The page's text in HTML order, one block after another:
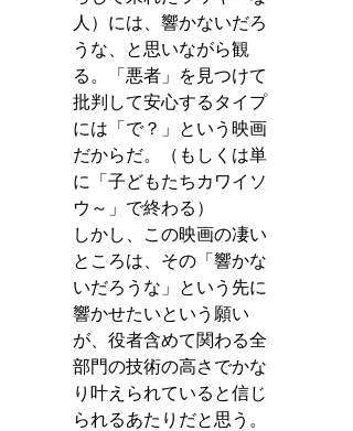
人）には、響かないだろ
うな、と思いながら観
る。「悪者」を見つけて
批判して安心するタイプ
には「で？」という映画
だからだ。（もしくは単
に「子どもたちカワイソ
ウ～」で終わる）
しかし、この映画の凄い
ところは、その「響かな
いだろうな」という先に
響かせたいという願い
が、役者含めて関わる全
部門の技術の高さでかな
り叶えられていると信じ
られるあたりだと思う。